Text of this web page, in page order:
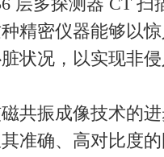
精密仪器能够以
状况，以实现非
共振成像技术的
准确、高对比度